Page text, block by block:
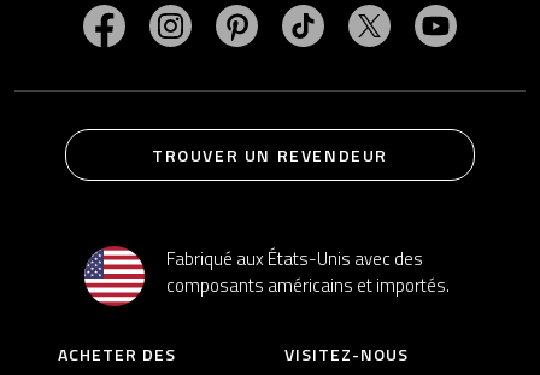
Visitez MasterSpas sur Facebook
Visitez MasterSpas sur Instagram
Visitez MasterSpas sur Pinterest
Visitez MasterSpas sur
Visitez Visitez
Fabriqué aux États-Unis avec des
composants américains et importés.
TROUVER UN REVENDEUR
ACHETER DES
VISITEZ-NOUS